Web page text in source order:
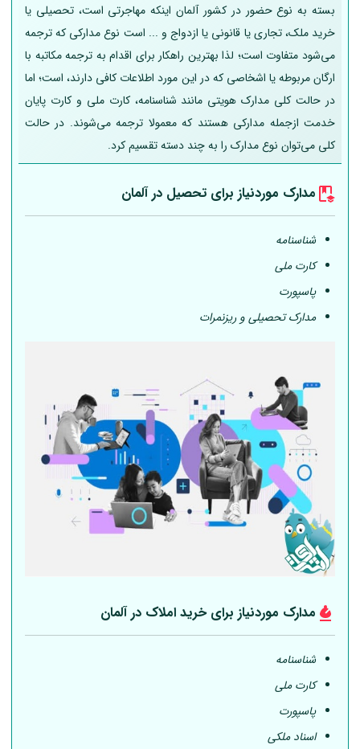
بسته به نوع حضور در کشور آلمان اینکه مهاجرتی است، تحصیلی یا
خرید ملک، تجاری یا قانونی یا ازدواج و ... است نوع مدارکی که ترجمه
می‌شود متفاوت است؛ لذا بهترین راهکار برای اقدام به ترجمه مکاتبه با
ارگان مربوطه یا اشخاصی که در این مورد اطلاعات کافی دارند، است؛ اما
در حالت کلی مدارک هویتی مانند شناسنامه، کارت ملی و کارت پایان
خدمت ازجمله مدارکی هستند که معمولا ترجمه می‌شوند. در حالت
کلی می‌توان نوع مدارک را به چند دسته تقسیم کرد.
مدارک موردنیاز برای تحصیل درآلمان
شناسنامه
کارت ملی
پاسپورت
مدارک تحصیلی و ریزنمرات
مدارک موردنیاز برای خرید املاک درآلمان
شناسنامه
کارت ملی
پاسپورت
اسناد ملکی